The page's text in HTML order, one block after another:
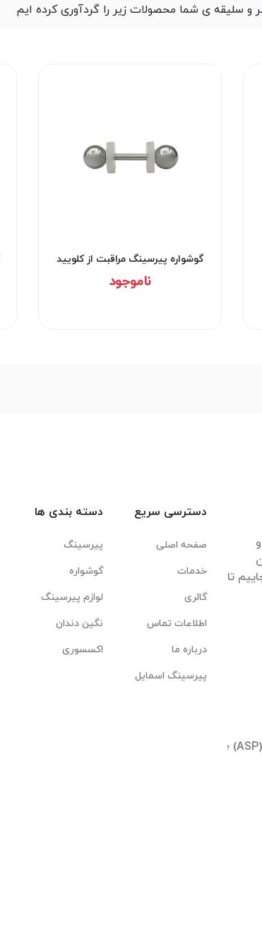
و سلیقه ی شما محصولات زیر را گردآوری کرده ایم
گوشواره پیرسینگ مراقبت از کلویید
کد۲۹۵۲
ناموجود
تا
تهران ؛ شیخ بهایی جنوبی ؛ بلوار آیینه وند ؛ برجهای آ.اس.پ (ASP) ؛
دسترسی سریع
صفحه اصلی
خدمات
گالری
اطلاعات تماس
درباره ما
پیرسینگ اسمایل
دسته بندی ها
پیرسینگ
گوشواره
لوازم پیرسینگ
نگین دندان
اکسسوری